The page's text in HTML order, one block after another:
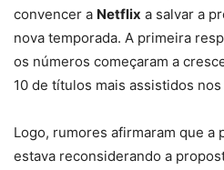
convencer a Netflix a salvar a
nova temporada. A primeira
os números começaram a
10 de títulos mais assistidos
Logo, rumores afirmaram que a
estava reconsiderando a